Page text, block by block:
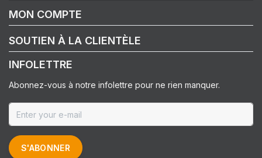
MON COMPTE
SOUTIEN À LA CLIENTÈLE
INFOLETTRE
Abonnez-vous à notre infolettre pour ne rien manquer.
S'ABONNER